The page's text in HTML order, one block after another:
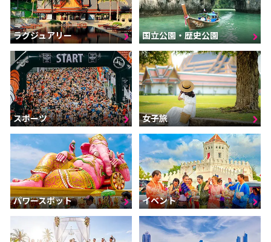
ラグジュアリー 国立公園・歴史公園
スポーツ 女子旅
パワースポット イベント